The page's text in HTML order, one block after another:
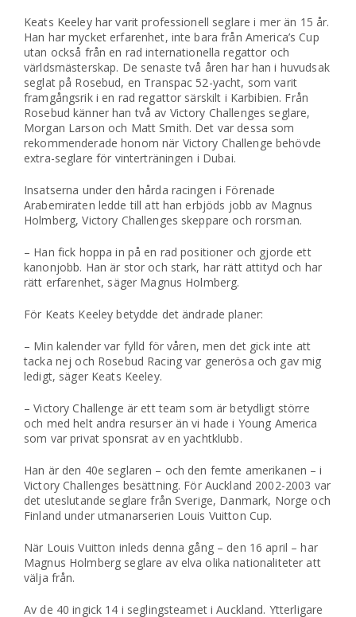
Keats Keeley har varit professionell seglare i mer än 15 år.
Han har mycket erfarenhet, inte bara från America’s Cup
utan också från en rad internationella regattor och
världsmästerskap. De senaste två åren har han i huvudsak
seglat på Rosebud, en Transpac 52-yacht, som varit
framgångsrik i en rad regattor särskilt i Karbibien. Från
Rosebud känner han två av Victory Challenges seglare,
Morgan Larson och Matt Smith. Det var dessa som
rekommenderade honom när Victory Challenge behövde
extra-seglare för vinterträningen i Dubai.
Insatserna under den hårda racingen i Förenade
Arabemiraten ledde till att han erbjöds jobb av Magnus
Holmberg, Victory Challenges skeppare och rorsman.
– Han fick hoppa in på en rad positioner och gjorde ett
kanonjobb. Han är stor och stark, har rätt attityd och har
rätt erfarenhet, säger Magnus Holmberg.
För Keats Keeley betydde det ändrade planer:
– Min kalender var fylld för våren, men det gick inte att
tacka nej och Rosebud Racing var generösa och gav mig
ledigt, säger Keats Keeley.
– Victory Challenge är ett team som är betydligt större
och med helt andra resurser än vi hade i Young America
som var privat sponsrat av en yachtklubb.
Han är den 40e seglaren – och den femte amerikanen – i
Victory Challenges besättning. För Auckland 2002-2003 var
det uteslutande seglare från Sverige, Danmark, Norge och
Finland under utmanarserien Louis Vuitton Cup.
När Louis Vuitton inleds denna gång – den 16 april – har
Magnus Holmberg seglare av elva olika nationaliteter att
välja från.
Av de 40 ingick 14 i seglingsteamet i Auckland. Ytterligare